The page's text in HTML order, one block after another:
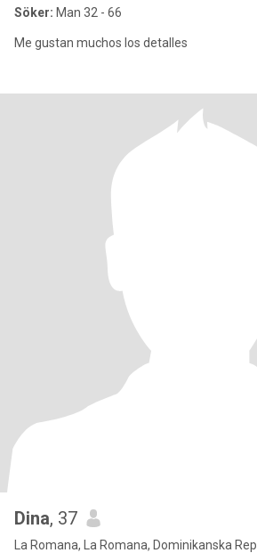
Söker: Man 32 - 66
Me gustan muchos los detalles
Dina, 37
La Romana, La Romana, Dominikanska Rep.